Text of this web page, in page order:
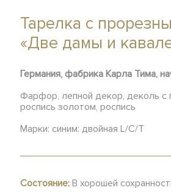
Тарелка с
«Две дамы и
Германия, фабрика Карла Тима,
Фарфор, лепной декор, деколь с
роспись золотом, роспись
Марки: синим: двойная L/C/T
Состояние: В хорошей